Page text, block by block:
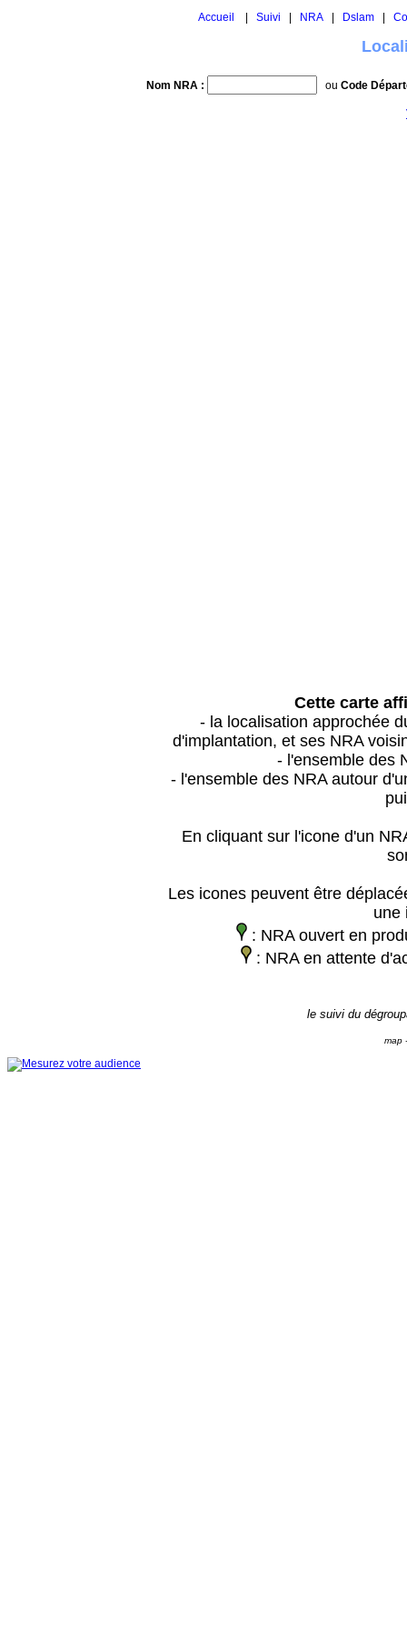
Accueil Suivi NRA Dslam
Nom NRA : ou Code
Cette carte
- la localisation approchée
d'implantation, et ses NRA
- l'ensemble des
- l'ensemble des NRA autour
En cliquant sur l'icone d'un
Les icones peuvent être
une
: NRA ouvert en
: NRA en attente
le suivi du
map